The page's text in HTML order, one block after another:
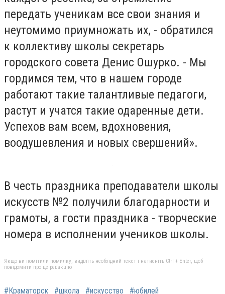
передать ученикам все свои знания и
неутомимо приумножать их, - обратился
к коллективу школы секретарь
городского совета Денис Ошурко. - Мы
гордимся тем, что в нашем городе
работают такие талантливые педагоги,
растут и учатся такие одаренные дети.
Успехов вам всем, вдохновения,
воодушевления и новых свершений».
В честь праздника преподаватели школы
искусств №2 получили благодарности и
грамоты, а гости праздника - творческие
номера в исполнении учеников школы.
Якщо ви помітили помилку, виділіть необхідний текст і натисніть Ctrl + Enter, щоб
повідомити про це редакцію
#Краматорск #школа #искусство #юбилей